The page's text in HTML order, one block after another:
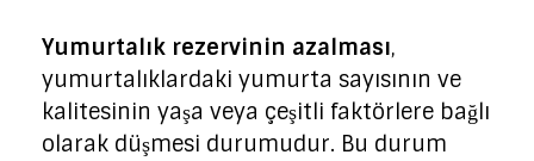
Yumurtalık rezervinin azalması,
yumurtalıklardaki yumurta sayısının ve
kalitesinin yaşa veya çeşitli faktörlere bağlı
olarak düşmesi durumudur. Bu durum